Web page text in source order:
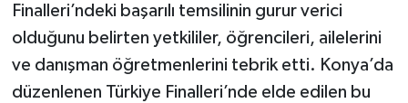
Finalleri’ndeki başarılı temsilinin gurur verici
olduğunu belirten yetkililer, öğrencileri, ailelerini
ve danışman öğretmenlerini tebrik etti. Konya’da
düzenlenen Türkiye Finalleri’nde elde edilen bu